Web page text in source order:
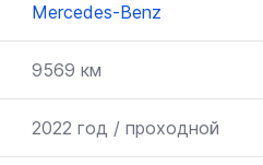
Mercedes-Benz
9569 км
2022 год / проходной